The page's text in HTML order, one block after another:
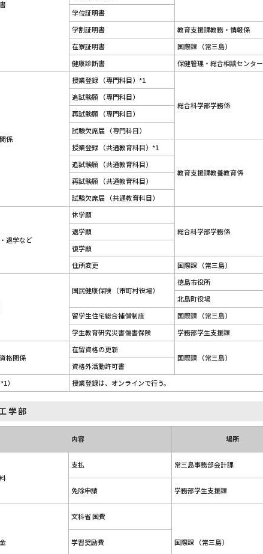
学位証明書
学割証明書
教育支援課教務・情報係
在寮証明書
国際課 （常三島）
健康診断書
保健管理・総合相談センター
係
授業登録 （専門科目）*1
総合科学部学務係
追試験願 （専門科目）
再試験願 （専門科目）
試験欠席届 （専門科目）
授業登録 （共通教育科目）*1
教育支援課教養教育係
追試験願 （共通教育科目）
再試験願 （共通教育科目）
試験欠席届 （共通教育科目）
退学など
休学願
総合科学部学務係
退学願
復学願
住所変更
国際課 （常三島）
国民健康保険 （市町村役場）
徳島市役所
北島町役場
留学生住宅総合補償制度
国際課 （常三島）
学生教育研究災害傷害保険
学務部学生支援課
格関係
在留資格の更新
国際課 （常三島）
資格外活動許可書
）
授業登録は、オンラインで行う。
学部
内容 場所
支払 常三島事務部会計課
免除申請 学務部学生支援課
文科省 国費
国際課 （常三島）
学習奨励費